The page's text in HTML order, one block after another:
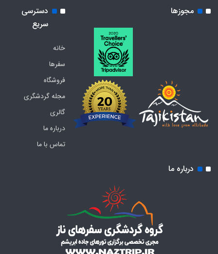
مجوزها
دسترسی
سریع
خانه
سفرها
فروشگاه
مجله گردشگری
گالری
درباره ما
تماس با ما
درباره ما